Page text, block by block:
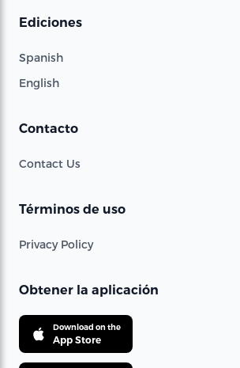
Ediciones
Spanish
English
Contacto
Contact Us
Términos de uso
Privacy Policy
Obtener la aplicación
Download on the
App Store